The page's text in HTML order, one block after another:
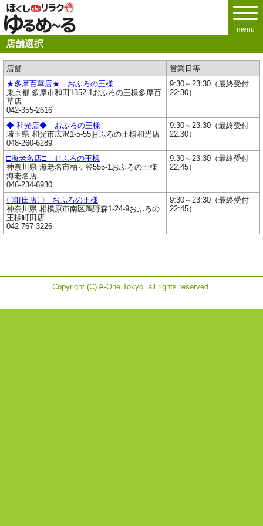
menu
店舗選択
店舗
営業日等
★多摩百草店★ おふろの王様
東京都 多摩市和田1352-1おふろの王様多摩百
草店
042-355-2616
9:30～23:30（最終受付
22:30）
◆ 和光店◆ おふろの王様
埼玉県 和光市広沢1-5-55おふろの王様和光店
048-260-6289
9:30～23:30（最終受付
22:30）
□海老名店□ おふろの王様
神奈川県 海老名市柏ヶ谷555-1おふろの王様
海老名店
046-234-6930
9:30～23:30（最終受付
22:45）
〇町田店〇 おふろの王様
神奈川県 相模原市南区鵜野森1-24-9おふろの
王様町田店
042-767-3226
9:30～23:30（最終受付
22:45）
Copyright (C) A-One Tokyo. all rights reserved.